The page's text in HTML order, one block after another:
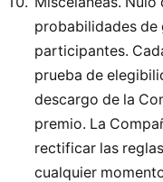
probabilidades de
participantes.
prueba de
descargo de la
premio. La
rectificar las
cualquier